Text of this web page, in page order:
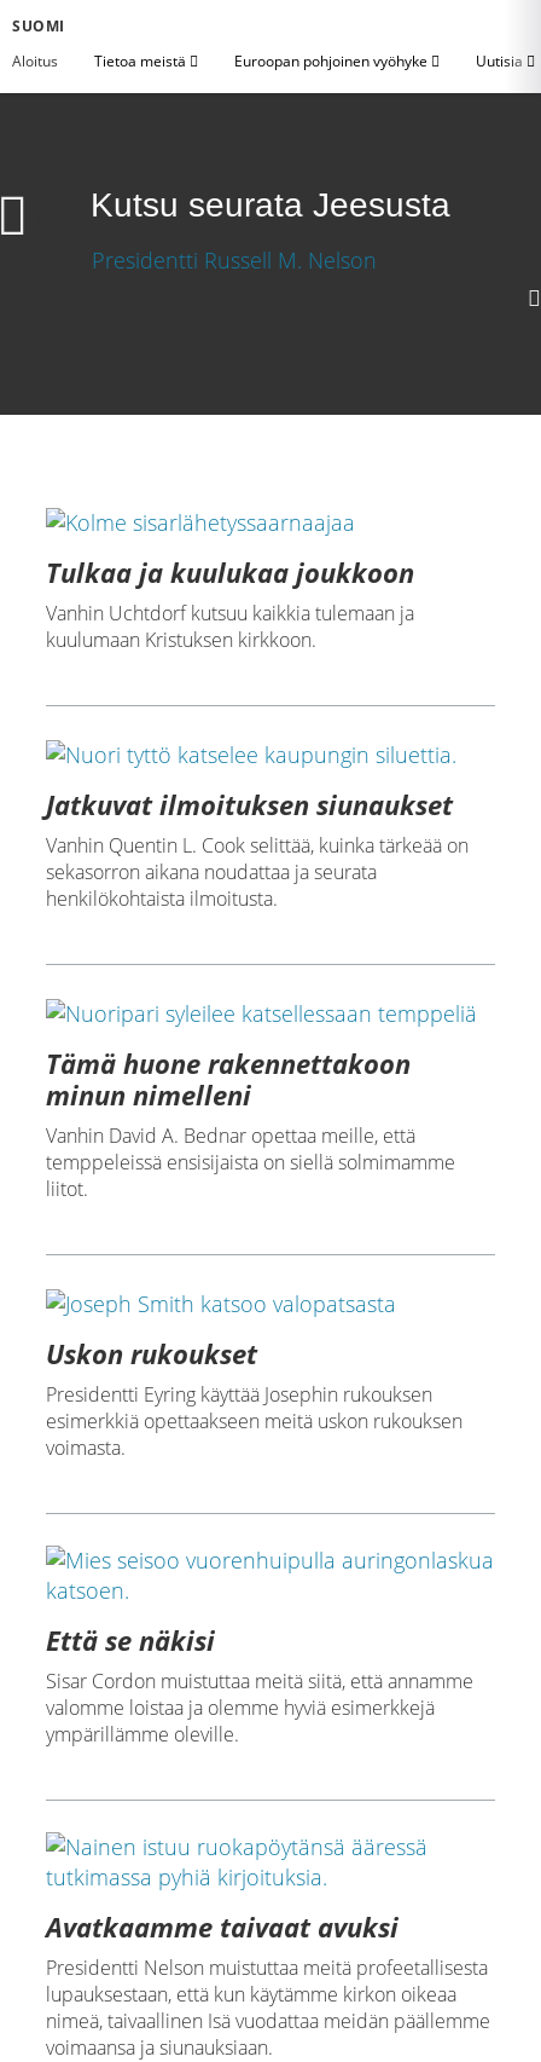
SUOMI
Aloitus
Tietoa meistä Euroopan pohjoinen vyöhyke Uutisia
Kutsu seurata Jeesusta
Tulkaa ja kuulukaa joukkoon
Vanhin Uchtdorf kutsuu kaikkia tulemaan ja
kuulumaan Kristuksen kirkkoon.
Jatkuvat ilmoituksen siunaukset
Vanhin Quentin L. Cook selittää, kuinka tärkeää on
sekasorron aikana noudattaa ja seurata
henkilökohtaista ilmoitusta.
Tämä huone rakennettakoon
minun nimelleni
Vanhin David A. Bednar opettaa meille, että
temppeleissä ensisijaista on siellä solmimamme
liitot.
Uskon rukoukset
Presidentti Eyring käyttää Josephin rukouksen
esimerkkiä opettaakseen meitä uskon rukouksen
voimasta.
Että se näkisi
Sisar Cordon muistuttaa meitä siitä, että annamme
valomme loistaa ja olemme hyviä esimerkkejä
ympärillämme oleville.
Avatkaamme taivaat avuksi
Presidentti Nelson muistuttaa meitä profeetallisesta
lupauksestaan, että kun käytämme kirkon oikeaa
nimeä, taivaallinen Isä vuodattaa meidän päällemme
voimaansa ja siunauksiaan.